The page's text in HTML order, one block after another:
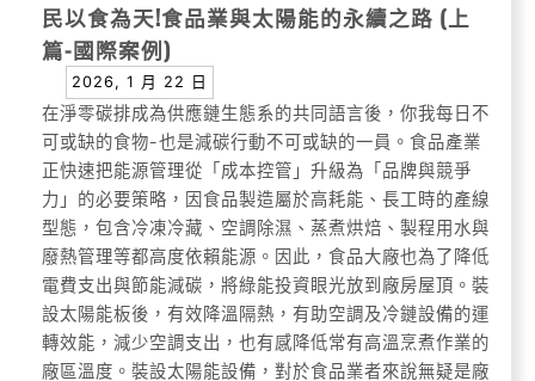
民以食為天!食品業與太陽能的永續之路 (上
篇-國際案例)
2026, 1 月 22 日
在淨零碳排成為供應鏈生態系的共同語言後，你我每日不
可或缺的食物-也是減碳行動不可或缺的一員。食品產業
正快速把能源管理從「成本控管」升級為「品牌與競爭
力」的必要策略，因食品製造屬於高耗能、長工時的產線
型態，包含冷凍冷藏、空調除濕、蒸煮烘焙、製程用水與
廢熱管理等都高度依賴能源。因此，食品大廠也為了降低
電費支出與節能減碳，將綠能投資眼光放到廠房屋頂。裝
設太陽能板後，有效降溫隔熱，有助空調及冷鏈設備的運
轉效能，減少空調支出，也有感降低常有高溫烹煮作業的
廠區溫度。裝設太陽能設備，對於食品業者來說無疑是廠